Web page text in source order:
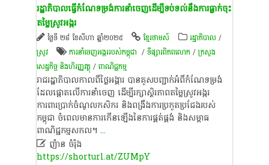
រដ្ឋាភិបាលធ្វើកំណែទម្រង់ការនាំចេញដើម្បីទប់ទល់នឹងការធ្លាក់ចុះ
តម្លៃស្រូវអង្ករ
ថ្ងៃទី ២៨ ខែសីហា ឆ្នាំ២០២៥ ខ្មែរថាមស៍ រដ្ឋាភិបាល/
ស្រូវ​
ការ​នាំ​ចេញ​អង្ករ​របស់​កម្ពុជា ​ /ទីផ្សារពិភពលោក/ក្រសួង​
សេដ្ឋកិច្ច និងហិរញ្ញវត្ថុ/ពាណិជ្ជកម្ម
រាជរដ្ឋាភិបាលកាលពីថ្ងៃអង្គារ បានគូសបញ្ជាក់អំពីកំណែទម្រង់
ដែលផ្តោតលើការនាំចេញ ដើម្បីរក្សាស្ថិរភាពតម្លៃស្រូវអង្ករ
ការពារប្រាក់ចំណូលកសិករ និងពង្រឹងការប្រកួតប្រជែងរបស់
កម្ពុជា ចំពេលមានការកើនឡើងនៃការផ្គត់ផ្គង់ និងសម្ពាធ
ពាណិជ្ជកម្មសកល។ ...
ញ៉ា​ន​ ​ចំ​រ៉ុ​ង
https://shorturl.at/ZUMpY